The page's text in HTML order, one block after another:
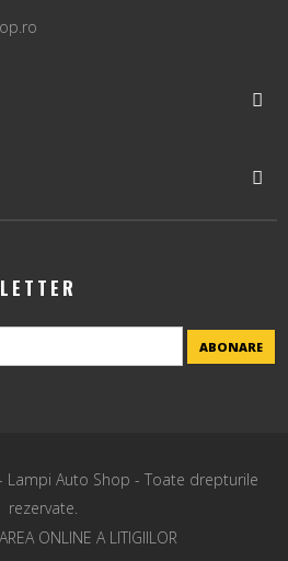
ABONARE
Lampi Auto Shop - Toate drepturile
rezervate.